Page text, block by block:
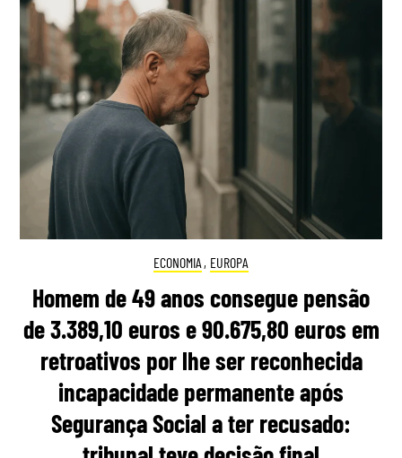
ECONOMIA , EUROPA
Homem de 49 anos consegue pensão
de 3.389,10 euros e 90.675,80 euros em
retroativos por lhe ser reconhecida
incapacidade permanente após
Segurança Social a ter recusado: